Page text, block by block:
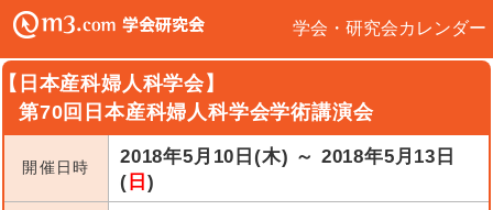
学会・研究会カレンダー
日本産科婦人科学会】
第70回日本産科婦人科学会学術講演会
開催日時
2018年5月10日(木) ～ 2018年5月13日
( 日 )